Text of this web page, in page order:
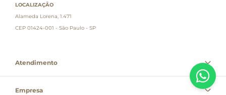
LOCALIZAÇÃO
Alameda Lorena, 1.471
CEP 01424-001 - São Paulo - SP
Atendimento
Empresa